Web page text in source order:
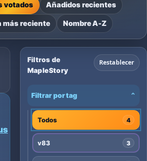
votados Añadidos recientes
más reciente Nombre A-Z
Filtros de
MapleStory
Restablecer
Filtrar por tag ⌄
Todos 4
v83 3